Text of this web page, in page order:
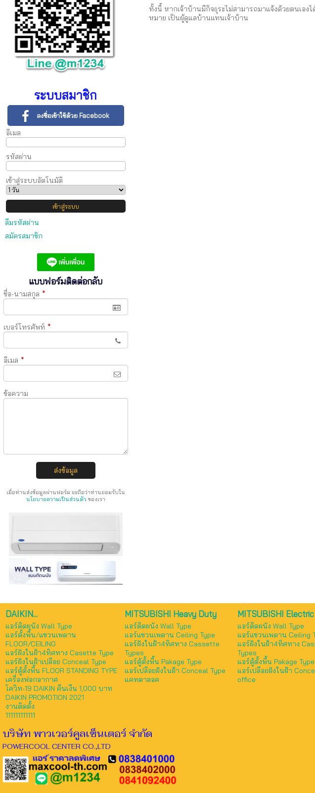
ระบบสมาชิก
ลงชื่อเข้าใช้ด้วย Facebook
อีเมล
รหัสผ่าน
เข้าสู่ระบบอัตโนมัติ
ลืมรหัสผ่าน
สมัครสมาชิก
แบบฟอร์มติดต่อกลับ
ชื่อ-นามสกุล *
เบอร์โทรศัพท์ *
อีเมล *
ข้อความ
ส่งข้อมูล
เมื่อท่านส่งข้อมูลผ่านฟอร์ม จะถือว่าท่านยอมรับใน
นโยบายความเป็นส่วนตัว ของเรา
ทั้งนี้ หากเจ้าบ้านมีกิจธุระไม่สามารถมาแจ้งด้วยตนเอ
หมาย เป็นผู้ดูแลบ้านแทนเจ้าบ้าน
DAIKIN...
แอร์ติดผนัง Wall Type
แอร์ตั้งพื้น/แขวนเพดาน
FLOOR/CEILING
แอร์ฝังในฝ้า4ทิศทาง Casette Type
แอร์ฝังในฝ้าเปลือย Conceal Type
แอร์ตู้ตั้งพื้น FLOOR STANDING TYPE
เครื่องฟอกอากาศ
โควิท-19 DAIKIN คืนเงืน 1,000 บาท
DAIKIN PROMOTION 2021
งานติดตั้ง
111111111111
MITSUBISHI Heavy Duty
แอร์ติดผนัง Wall Type
แอร์แขวนเพดาน Ceiling Type
แอร์ฝังในฝ้า4ทิศทาง Cassette
Types
แอร์ตู้ตั้งพื้น Pakage Type
แอร์เปลือยฝังในฝ้า Conceal Type
แคทตาลอค
MITSUBISHI Electric
แอร์ติดผนัง Wall Type
แอร์แขวนเพดาน Ceiling
แอร์ฝังในฝ้า4ทิศทาง
Types
แอร์ตู้ตั้งพื้น Pakage Type
แอร์เปลือยฝังในฝ้า
office
บริษัท พาวเวอร์คูลเซ็นเตอร์ จำกัด
POWERCOOL CENTER CO.,LTD